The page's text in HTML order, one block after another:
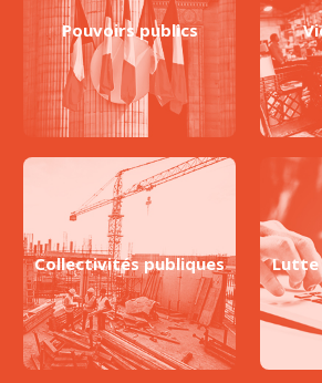
Pouvoirs publics
Collectivités publiques
Lutte